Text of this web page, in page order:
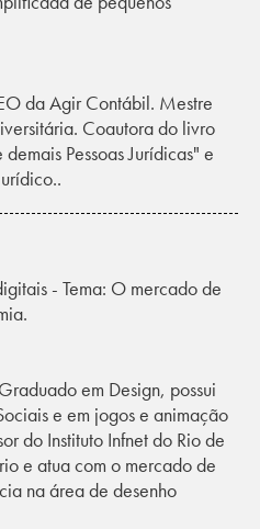
da Agir Contábil. Mestre
Coautora do livro
Pessoas Jurídicas" e
- Tema: O mercado de
em Design, possui
e em jogos e animação
do Instituto Infnet do Rio de
e atua com o mercado de
na área de desenho